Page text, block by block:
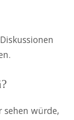
sehen würde,